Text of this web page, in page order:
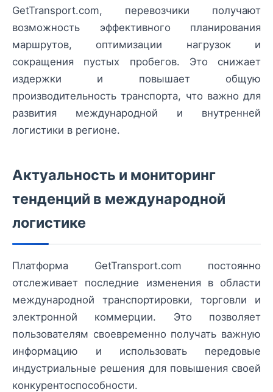
GetTransport.com, перевозчики получают
возможность эффективного планирования
маршрутов, оптимизации нагрузок и
сокращения пустых пробегов. Это снижает
издержки и повышает общую
производительность транспорта, что важно для
развития международной и внутренней
логистики в регионе.
Актуальность и мониторинг
тенденций в международной
логистике
Платформа GetTransport.com постоянно
отслеживает последние изменения в области
международной транспортировки, торговли и
электронной коммерции. Это позволяет
пользователям своевременно получать важную
информацию и использовать передовые
индустриальные решения для повышения своей
конкурентоспособности.